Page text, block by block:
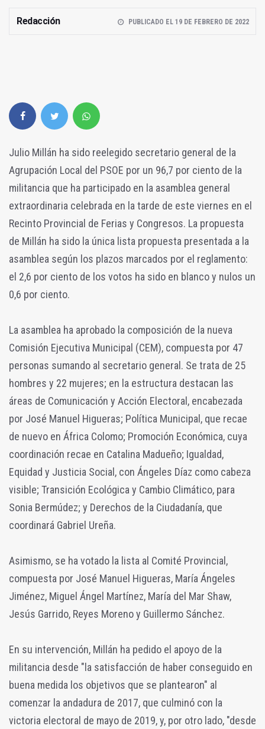
Redacción PUBLICADO EL 19 DE FEBRERO DE 2022
Julio Millán ha sido reelegido secretario general de la
Agrupación Local del PSOE por un 96,7 por ciento de la
militancia que ha participado en la asamblea general
extraordinaria celebrada en la tarde de este viernes en el
Recinto Provincial de Ferias y Congresos. La propuesta
de Millán ha sido la única lista propuesta presentada a la
asamblea según los plazos marcados por el reglamento:
el 2,6 por ciento de los votos ha sido en blanco y nulos un
0,6 por ciento.
La asamblea ha aprobado la composición de la nueva
Comisión Ejecutiva Municipal (CEM), compuesta por 47
personas sumando al secretario general. Se trata de 25
hombres y 22 mujeres; en la estructura destacan las
áreas de Comunicación y Acción Electoral, encabezada
por José Manuel Higueras; Política Municipal, que recae
de nuevo en África Colomo; Promoción Económica, cuya
coordinación recae en Catalina Madueño; Igualdad,
Equidad y Justicia Social, con Ángeles Díaz como cabeza
visible; Transición Ecológica y Cambio Climático, para
Sonia Bermúdez; y Derechos de la Ciudadanía, que
coordinará Gabriel Ureña.
Asimismo, se ha votado la lista al Comité Provincial,
compuesta por José Manuel Higueras, María Ángeles
Jiménez, Miguel Ángel Martínez, María del Mar Shaw,
Jesús Garrido, Reyes Moreno y Guillermo Sánchez.
En su intervención, Millán ha pedido el apoyo de la
militancia desde "la satisfacción de haber conseguido en
buena medida los objetivos que se plantearon" al
comenzar la andadura de 2017, que culminó con la
victoria electoral de mayo de 2019, y, por otro lado, "desde